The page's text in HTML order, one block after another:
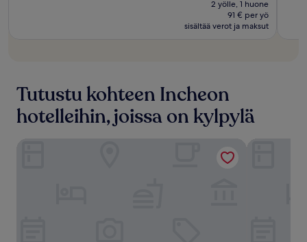
319 € 182 €
2 yölle, 1 huone
91 € per yö
sisältää verot ja maksut
Tutustu kohteen Incheon
hotelleihin, joissa on kylpylä
Grand Hyatt Incheon Artichoke